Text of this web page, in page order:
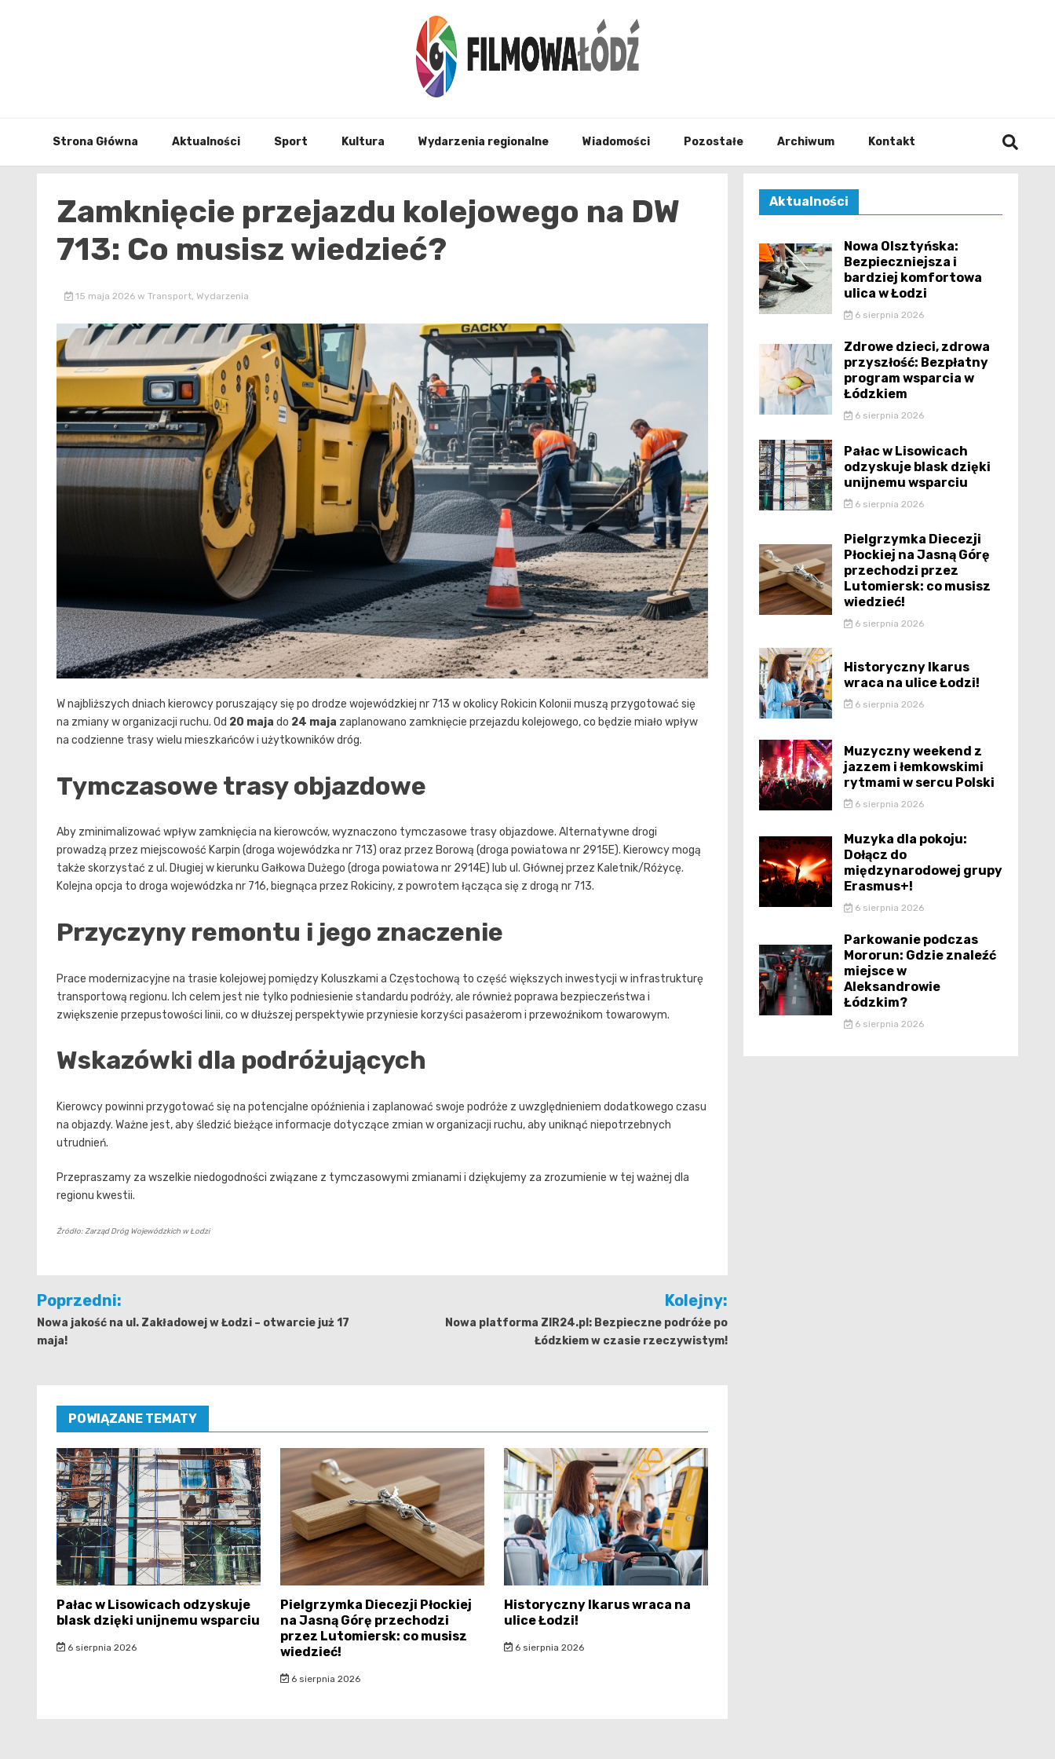
Strona Główna Aktualności Sport Kultura Wydarzenia regionalne Wiadomości Pozostałe Archiwum Kontakt
Zamknięcie przejazdu kolejowego na DW
713: Co musisz wiedzieć?
15 maja 2026 w Transport, Wydarzenia
W najbliższych dniach kierowcy poruszający się po drodze wojewódzkiej nr 713 w okolicy Rokicin Kolonii muszą przygotować się
na zmiany w organizacji ruchu. Od 20 maja do 24 maja zaplanowano zamknięcie przejazdu kolejowego, co będzie miało wpływ
na codzienne trasy wielu mieszkańców i użytkowników dróg.
Tymczasowe trasy objazdowe
Aby zminimalizować wpływ zamknięcia na kierowców, wyznaczono tymczasowe trasy objazdowe. Alternatywne drogi
prowadzą przez miejscowość Karpin (droga wojewódzka nr 713) oraz przez Borową (droga powiatowa nr 2915E). Kierowcy mogą
także skorzystać z ul. Długiej w kierunku Gałkowa Dużego (droga powiatowa nr 2914E) lub ul. Głównej przez Kaletnik/Różycę.
Kolejna opcja to droga wojewódzka nr 716, biegnąca przez Rokiciny, z powrotem łącząca się z drogą nr 713.
Przyczyny remontu i jego znaczenie
Prace modernizacyjne na trasie kolejowej pomiędzy Koluszkami a Częstochową to część większych inwestycji w infrastrukturę
transportową regionu. Ich celem jest nie tylko podniesienie standardu podróży, ale również poprawa bezpieczeństwa i
zwiększenie przepustowości linii, co w dłuższej perspektywie przyniesie korzyści pasażerom i przewoźnikom towarowym.
Wskazówki dla podróżujących
Kierowcy powinni przygotować się na potencjalne opóźnienia i zaplanować swoje podróże z uwzględnieniem dodatkowego czasu
na objazdy. Ważne jest, aby śledzić bieżące informacje dotyczące zmian w organizacji ruchu, aby uniknąć niepotrzebnych
utrudnień.
Przepraszamy za wszelkie niedogodności związane z tymczasowymi zmianami i dziękujemy za zrozumienie w tej ważnej dla
regionu kwestii.
Źródło: Zarząd Dróg Wojewódzkich w Łodzi
Nawigacja
wpisu
Poprzedni:
Nowa jakość na ul. Zakładowej w Łodzi – otwarcie już 17
maja!
Kolejny:
Nowa platforma ZIR24.pl: Bezpieczne podróże po
Łódzkiem w czasie rzeczywistym!
POWIĄZANE TEMATY
Pałac w Lisowicach odzyskuje
blask dzięki unijnemu wsparciu
6 sierpnia 2026
Pielgrzymka Diecezji Płockiej
na Jasną Górę przechodzi
przez Lutomiersk: co musisz
wiedzieć!
6 sierpnia 2026
Historyczny Ikarus wraca na
ulice Łodzi!
6 sierpnia 2026
Aktualności
Nowa Olsztyńska:
Bezpieczniejsza i
bardziej komfortowa
ulica w Łodzi
6 sierpnia 2026
Zdrowe dzieci, zdrowa
przyszłość: Bezpłatny
program wsparcia w
Łódzkiem
6 sierpnia 2026
Pałac w Lisowicach
odzyskuje blask dzięki
unijnemu wsparciu
6 sierpnia 2026
Pielgrzymka Diecezji
Płockiej na Jasną Górę
przechodzi przez
Lutomiersk: co musisz
wiedzieć!
6 sierpnia 2026
Historyczny Ikarus
wraca na ulice Łodzi!
6 sierpnia 2026
Muzyczny weekend z
jazzem i łemkowskimi
rytmami w sercu Polski
6 sierpnia 2026
Muzyka dla pokoju:
Dołącz do
międzynarodowej grupy
Erasmus+!
6 sierpnia 2026
Parkowanie podczas
Mororun: Gdzie znaleźć
miejsce w
Aleksandrowie
Łódzkim?
6 sierpnia 2026